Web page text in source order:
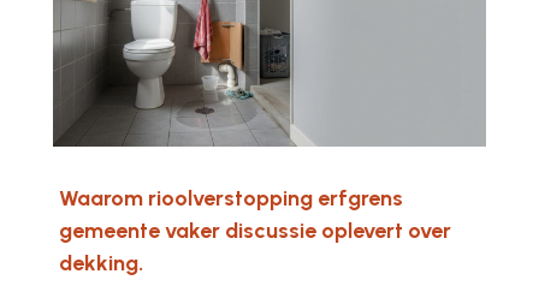
Waarom rioolverstopping erfgrens
gemeente vaker discussie oplevert over
dekking.